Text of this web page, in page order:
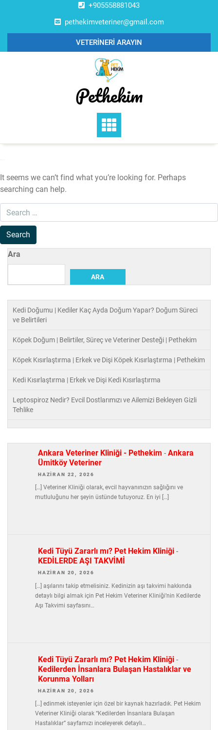
+905558881043
pethekimveteriner@gmail.com
VETERİNERİ ARAYIN
Pethekim
It seems we can’t find what you’re looking for. Perhaps
searching can help.
Ara
ARA
Kedi Doğumu | Kediler Kaç Ayda Doğum Yapar? Doğum Süreci
ve Belirtileri
Köpek Doğum | Belirtiler, Süreç ve Veteriner Desteği | Pethekim
Köpek Kısırlaştırma | Erkek ve Dişi Köpek Kısırlaştırma | Pethekim
Kedi Kısırlaştırma | Erkek ve Dişi Kedi Kısırlaştırma
Leptospiroz Nedir? Evcil Dostlarımızı ve Ailemizi Bekleyen Gizli
Tehlike
Ankara Veteriner Kliniği - Pethekim - Ankara
Ümitköy Veteriner
HAZIRAN 22, 2026
[…] Veteriner Kliniği olarak, evcil hayvanınızın sağlığını ve
mutluluğunu her şeyin üstünde tutuyoruz. En iyi […]
Kedi Tüyü Zararlı mı? Pet Hekim Kliniği -
KEDİLERDE AŞI TAKVİMİ
HAZIRAN 20, 2026
[…] aşılarını takip etmelisiniz. Kedinizin aşı takvimi hakkında
detaylı bilgi almak için Pet Hekim Veteriner Kliniği’nin Kedilerde
Aşı Takvimi sayfasını…
Kedi Tüyü Zararlı mı? Pet Hekim Kliniği -
Kedilerden İnsanlara Bulaşan Hastalıklar ve
Korunma Yolları
HAZIRAN 20, 2026
[…] edinmek isteyenler için özel bir kaynak hazırladık. Pet Hekim
Veteriner Kliniği olarak “Kedilerden İnsanlara Bulaşan
Hastalıklar” sayfamızı inceleyerek detaylı…